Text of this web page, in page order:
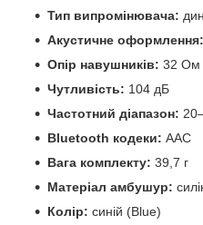
Тип випромінювача:
Акустичне оформлення:
Опір навушників: 32 Ом
Чутливість: 104 дБ
Частотний діапазон:
Bluetooth кодеки: AAC
Вага комплекту: 39,7 г
Матеріал амбушур:
Колір: синій (Blue)